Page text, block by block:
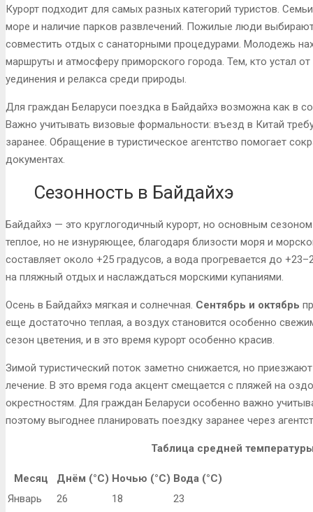
Курорт подходит для самых разных категорий туристов.
море и наличие парков развлечений. Пожилые люди
совместить отдых с санаторными процедурами. Молодежь
маршруты и атмосферу приморского города. Тем, кто устал
уединения и релакса среди природы.
Для граждан Беларуси поездка в Байдайхэ возможна как в
Важно учитывать визовые формальности: въезд в Китай
заранее. Обращение в туристическое агентство помогает
документах.
Сезонность в Байдайхэ
Байдайхэ — это круглогодичный курорт, но основным
теплое, но не изнуряющее, благодаря близости моря и
составляет около +25 градусов, а вода прогревается до
на пляжный отдых и наслаждаться морскими купаниями.
Осень в Байдайхэ мягкая и солнечная. Сентябрь и октябрь
еще достаточно теплая, а воздух становится особенно
сезон цветения, и в это время курорт особенно красив.
Зимой туристический поток заметно снижается, но
лечение. В это время года акцент смещается с пляжей на
окрестностям. Для граждан Беларуси особенно важно
поэтому выгоднее планировать поездку заранее через
Таблица средней
Месяц Днём (°C) Ночью (°C) Вода (°C)
Январь
26 18
23